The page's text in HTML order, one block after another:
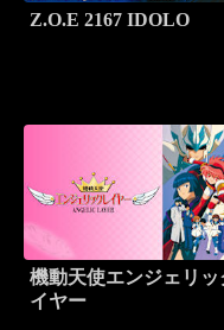
Z.O.E 2167 IDOLO
機動天使エンジェリッ
イヤー